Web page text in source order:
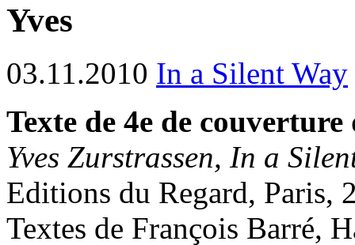
Yves
03.11.2010 In a Silent Way
Texte de 4e de
Yves Zurstrassen, In a
Editions du Regard, Paris,
Textes de François Barré,